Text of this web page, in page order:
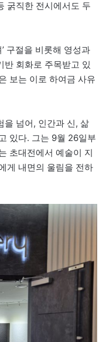
굵직한 전시에서도 두
구절을 비롯해 영성과
반 회화로 주목받고 있
보는 이로 하여금 사유
을 넘어, 인간과 신, 삶
있다. 그는 9월 26일부
초대전에서 예술이 지
게 내면의 울림을 전하